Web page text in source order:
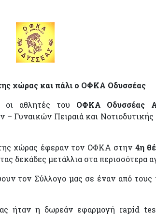
χώρας και πάλι ο ΟΦΚΑ Οδυσσέας
οι αθλητές του ΟΦΚΑ Οδυσσέας
Γυναικών Πειραιά και Νοτιοδυτικής
χώρας έφεραν τον ΟΦΚΑ στην 4η
δεκάδες μετάλλια στα περισσότερα
τον Σύλλογο μας σε έναν από τους
ήταν η δωρεάν εφαρμογή rapid